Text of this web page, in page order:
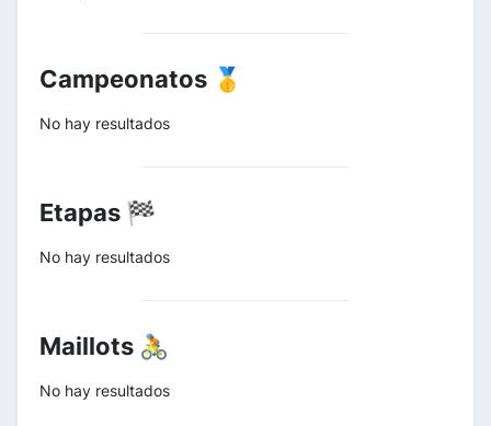
Campeonatos 🥇
No hay resultados
Etapas 🏁
No hay resultados
Maillots 🚴
No hay resultados